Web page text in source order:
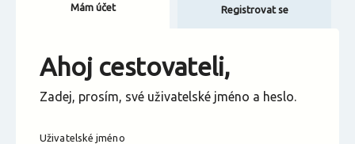
Změnit měnu
Mám účet Registrovat se
Ahoj cestovateli,
Zadej, prosím, své uživatelské jméno a heslo.
Uživatelské jméno